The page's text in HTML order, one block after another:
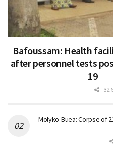
Bafoussam: Health
after personnel tests
19
32
Molyko-Buea: Corpse of